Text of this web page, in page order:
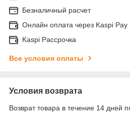
Безналичный расчет
Онлайн оплата через Kaspi Pay
Kaspi Рассрочка
Все условия оплаты
Условия возврата
Возврат товара в течение 14 дней